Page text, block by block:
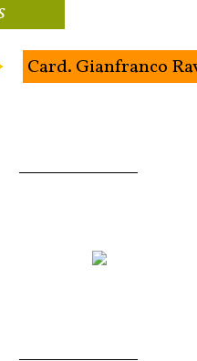
Card. Gianfranco